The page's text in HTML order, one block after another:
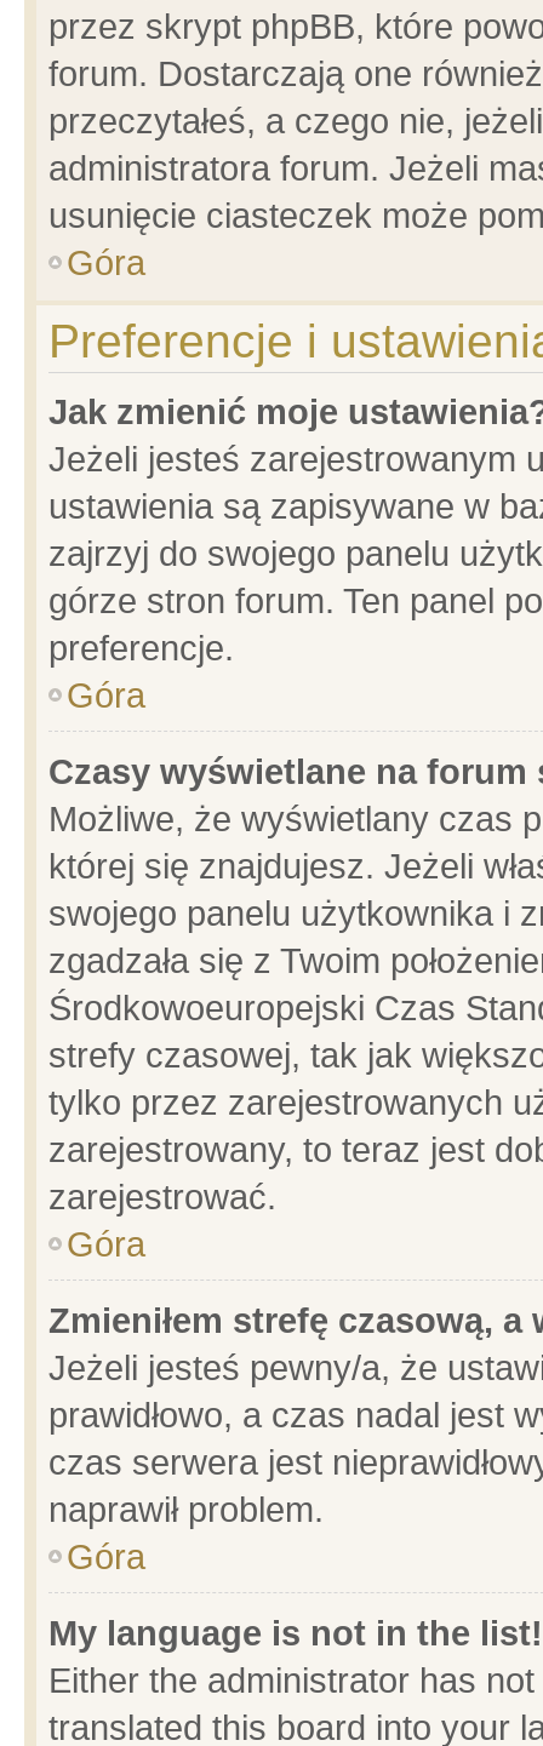
przez skrypt phpBB, które
forum. Dostarczają one
przeczytałeś, a czego nie,
administratora forum. Jeżeli
usunięcie ciasteczek może
Góra
Preferencje i
Jak zmienić moje
Jeżeli jesteś zarejestrowanym
ustawienia są zapisywane w
zajrzyj do swojego panelu
górze stron forum. Ten panel
preferencje.
Góra
Czasy wyświetlane na forum
Możliwe, że wyświetlany czas
której się znajdujesz. Jeżeli
swojego panelu użytkownika i
zgadzała się z Twoim
Środkowoeuropejski Czas
strefy czasowej, tak jak
tylko przez zarejestrowanych
zarejestrowany, to teraz jest
zarejestrować.
Góra
Zmieniłem strefę czasową,
Jeżeli jesteś pewny/a, że
prawidłowo, a czas nadal jest
czas serwera jest
naprawił problem.
Góra
My language is not in the list!
Either the administrator has
translated this board into your